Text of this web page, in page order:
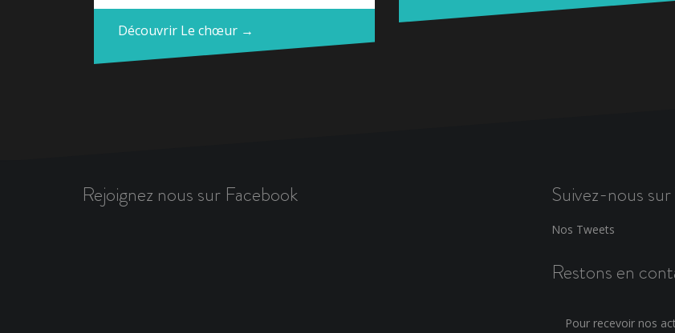
Découvrir Le chœur →
Rejoignez nous sur Facebook Suivez-nous
Nos Tweets
Restons en
Pour recevoir nos